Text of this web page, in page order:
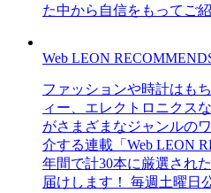
た中から自信をもってご紹
Web LEON
ファッションや時計はも
ィー、エレクトロニクス
がさまざまなジャンルの
介する連載「Web LEON
年間で計30本に厳選され
届けします！ 毎週土曜日